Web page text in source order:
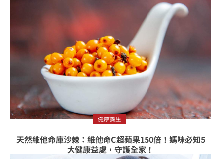
健康養生
天然維他命庫沙棘：維他命C超蘋果150倍！媽咪必知5
大健康益處，守護全家！